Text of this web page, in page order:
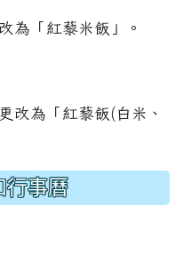
為「紅藜米飯」。
改為「紅藜飯(白米、
行事曆